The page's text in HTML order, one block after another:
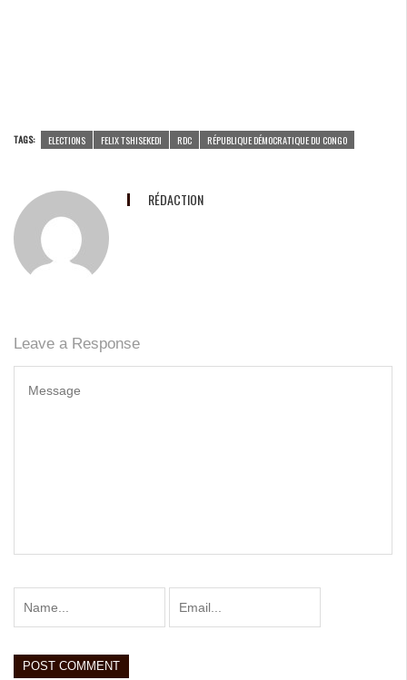
TAGS: ELECTIONS FELIX TSHISEKEDI RDC RÉPUBLIQUE DÉMOCRATIQUE DU CONGO
RÉDACTION
Leave a Response